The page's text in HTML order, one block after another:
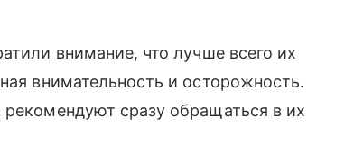
внимание, что лучше всего их
внимательность и осторожность.
сразу обращаться в их